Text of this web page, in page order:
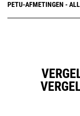
PETU-AFMETINGEN -